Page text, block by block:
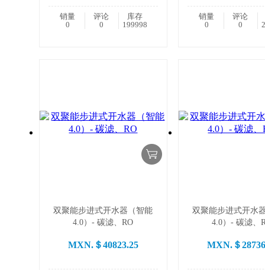
销量
0
评论
0
库存
199998
销量
0
评论
0
双聚能步进式开水器（智能
4.0）- 碳滤、RO
MXN.＄40823.25
双聚能步进式开水
4.0）- 碳滤、
MXN.＄